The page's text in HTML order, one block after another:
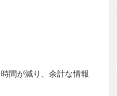
間が減り、余計な情報